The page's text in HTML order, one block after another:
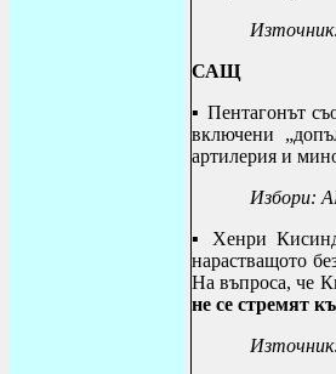
САЩ
▪ Пентагонът
включени
артилерия и
Избори:
▪ Хенри
нарастващото
На въпроса, че
не се стремят